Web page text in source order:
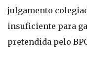
julgamento
insuficiente para
pretendida pelo